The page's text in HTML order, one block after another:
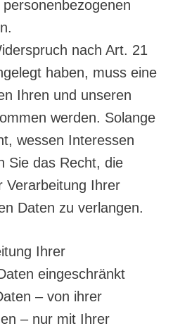
nach Art. 21
haben, muss eine
Ihren und unseren
werden. Solange
wessen Interessen
Sie das Recht, die
Verarbeitung Ihrer
Daten zu verlangen.
Ihrer
eingeschränkt
– von ihrer
– nur mit Ihrer